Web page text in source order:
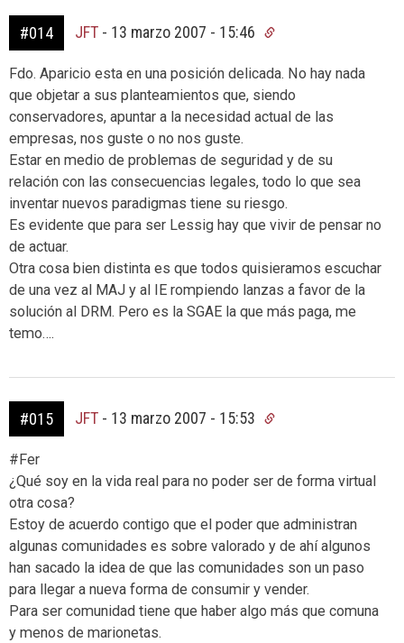
#014 JFT - 13 marzo 2007 - 15:46
Fdo. Aparicio esta en una posición delicada. No hay nada
que objetar a sus planteamientos que, siendo
conservadores, apuntar a la necesidad actual de las
empresas, nos guste o no nos guste.
Estar en medio de problemas de seguridad y de su
relación con las consecuencias legales, todo lo que sea
inventar nuevos paradigmas tiene su riesgo.
Es evidente que para ser Lessig hay que vivir de pensar no
de actuar.
Otra cosa bien distinta es que todos quisieramos escuchar
de una vez al MAJ y al IE rompiendo lanzas a favor de la
solución al DRM. Pero es la SGAE la que más paga, me
temo….
#015 JFT - 13 marzo 2007 - 15:53
#Fer
¿Qué soy en la vida real para no poder ser de forma virtual
otra cosa?
Estoy de acuerdo contigo que el poder que administran
algunas comunidades es sobre valorado y de ahí algunos
han sacado la idea de que las comunidades son un paso
para llegar a nueva forma de consumir y vender.
Para ser comunidad tiene que haber algo más que comuna
y menos de marionetas.